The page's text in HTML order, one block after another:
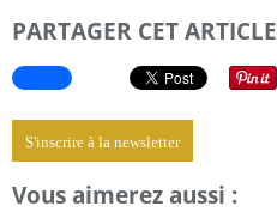
PARTAGER CET ARTICLE
S'inscrire à la newsletter
Vous aimerez aussi :